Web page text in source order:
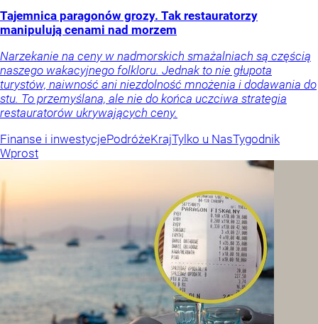
Tajemnica paragonów grozy. Tak restauratorzy
manipulują cenami nad morzem
Narzekanie na ceny w nadmorskich smażalniach są częścią
naszego wakacyjnego folkloru. Jednak to nie głupota
turystów, naiwność ani niezdolność mnożenia i dodawania do
stu. To przemyślana, ale nie do końca uczciwa strategia
restauratorów ukrywających ceny.
Finanse i inwestycjePodróżeKrajTylko u NasTygodnik
Wprost